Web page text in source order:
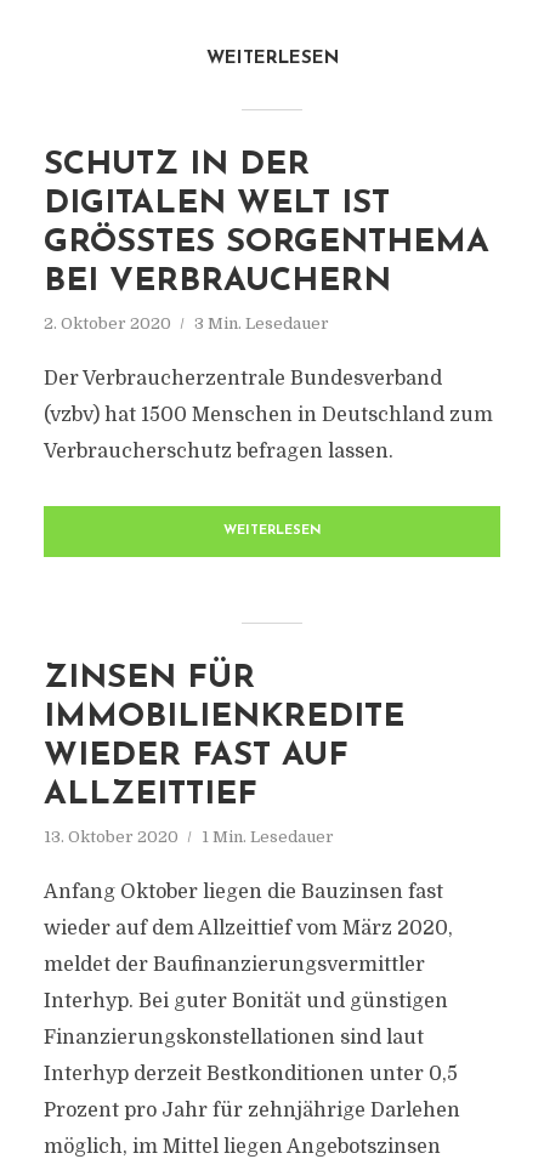
WEITERLESEN
SCHUTZ IN DER
DIGITALEN WELT IST
GRÖSSTES SORGENTHEMA B
EI VERBRAUCHERN
2. Oktober 2020 3 Min. Lesedauer
Der Verbraucherzentrale Bundesverband
(vzbv) hat 1500 Menschen in Deutschland zum
Verbraucherschutz befragen lassen.
WEITERLESEN
ZINSEN FÜR
IMMOBILIENKREDITE
WIEDER FAST AUF
ALLZEITTIEF
13. Oktober 2020 1 Min. Lesedauer
Anfang Oktober liegen die Bauzinsen fast
wieder auf dem Allzeittief vom März 2020,
meldet der Baufinanzierungsvermittler
Interhyp. Bei guter Bonität und günstigen
Finanzierungskonstellationen sind laut
Interhyp derzeit Bestkonditionen unter 0,5
Prozent pro Jahr für zehnjährige Darlehen
möglich, im Mittel liegen Angebotszinsen